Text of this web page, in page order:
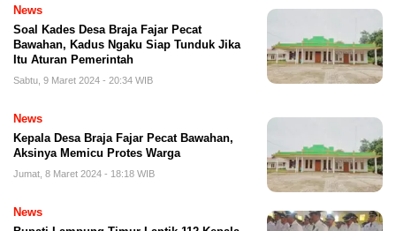
News
Soal Kades Desa Braja Fajar Pecat
Bawahan, Kadus Ngaku Siap Tunduk Jika
Itu Aturan Pemerintah
Sabtu, 9 Maret 2024 - 20:34 WIB
News
Kepala Desa Braja Fajar Pecat Bawahan,
Aksinya Memicu Protes Warga
Jumat, 8 Maret 2024 - 18:18 WIB
News